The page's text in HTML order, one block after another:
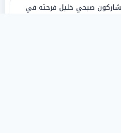
صبحي خليل فرحته في